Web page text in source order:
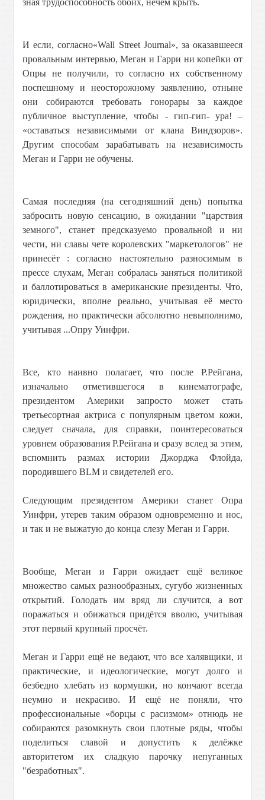
зная трудоспособность обоих, нечем крыть.
И если, согласно«Wall Street Journal», за оказавшееся
провальным интервью, Меган и Гарри ни копейки от
Опры не получили, то согласно их собственному
поспешному и неосторожному заявлению, отныне
они собираются требовать гонорары за каждое
публичное выступление, чтобы - гип-гип- ура! –
«оставаться независимыми от клана Виндзоров».
Другим способам зарабатывать на независимость
Меган и Гарри не обучены.
Самая последняя (на сегодняшний день) попытка
забросить новую сенсацию, в ожидании "царствия
земного", станет предсказуемо провальной и ни
чести, ни славы чете королевских "маркeтологов" не
принесёт : согласно настоятельно разносимым в
прессе слухам, Меган собралась заняться политикой
и баллотироваться в американские президенты. Что,
юридически, вполне реально, учитывая её место
рождения, но практически абсолютно невыполнимо,
учитывая ...Опру Уинфри.
Все, кто наивно полагает, что после Р.Рейгана,
изначально отметившегося в кинематографе,
президентом Америки запрoсто может стать
третьесортная актриса с популярным цветом кожи,
следует сначала, для справки, поинтересоваться
уровнем образования Р.Рейгана и сразу вслед за этим,
вспомнить размах истории Джорджа Флойда,
породившего BLM и свидетелей его.
Следующим президентом Америки станет Опра
Уинфри, утерев таким образом одновременно и нос,
и так и не выжатую до конца слезу Меган и Гарри.
Вообще, Меган и Гарри ожидает ещё великое
множество самых разнообразных, сугубо жизненных
открытий. Голодать им вряд ли случится, а вот
поражаться и обижаться придётся вволю, учитывая
этот первый крупный просчёт.
Меган и Гарри ещё не ведают, что все халявщики, и
практические, и идеологические, могут долго и
безбедно хлебать из кормушки, но кончают всегда
неумно и некрасиво. И ещё не поняли, что
профессиональные «борцы с расизмом» отнюдь не
собираются разoмкнуть свои плотные ряды, чтобы
поделиться славой и допустить к делёжке
авторитетом их сладкую парочку непуганных
"безработных".